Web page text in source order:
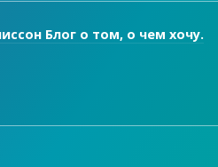
Блог о том, о чем хочу.